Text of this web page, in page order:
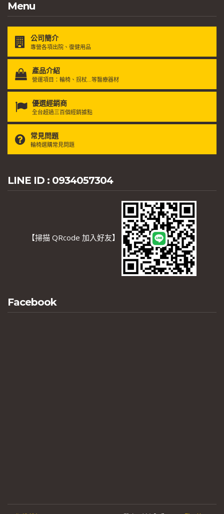
Menu
公司簡介
專營各項出院、復健用品
產品介紹
營運項目：輪椅、拐杖...等醫療器材
優選經銷商
全台超過三百個經銷據點
常見問題
輪椅選購常見問題
LINE ID : 0934057304
【掃描 QRcode 加入好友】
Facebook